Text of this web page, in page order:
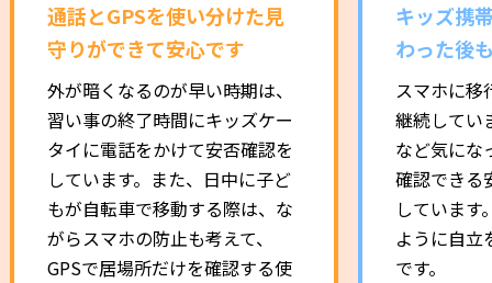
通話とGPSを使い分けた見
守りができて安心です
外が暗くなるのが早い時期は、
習い事の終了時間にキッズケー
タイに電話をかけて安否確認を
しています。また、日中に子ど
もが自転車で移動する際は、な
がらスマホの防止も考えて、
GPSで居場所だけを確認する使
キッズ携
わった後
スマホに移
継続してい
など気にな
確認できる
しています
ように自立
です。